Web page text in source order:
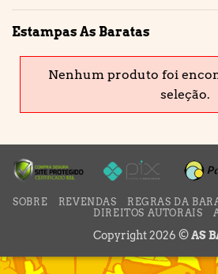
Estampas As Baratas
Nenhum produto foi
seleção.
SOBRE REVENDAS REGRAS DA
DIREITOS AUTORAIS
Copyright 2026 ©AS